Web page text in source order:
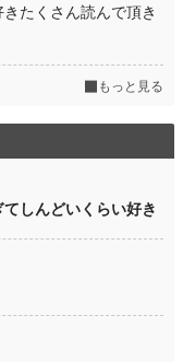
たくさん読んで頂き
もっと見る
しんどいくらい好き